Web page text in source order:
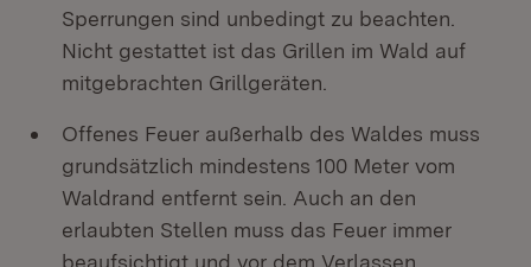
Sperrungen sind unbedingt zu beachten.
Nicht gestattet ist das Grillen im Wald auf
mitgebrachten Grillgeräten.
Offenes Feuer außerhalb des Waldes muss
grundsätzlich mindestens 100 Meter vom
Waldrand entfernt sein. Auch an den
erlaubten Stellen muss das Feuer immer
beaufsichtigt und vor dem Verlassen